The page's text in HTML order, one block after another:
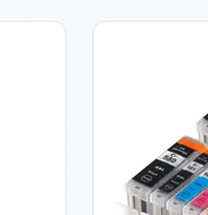
Produits